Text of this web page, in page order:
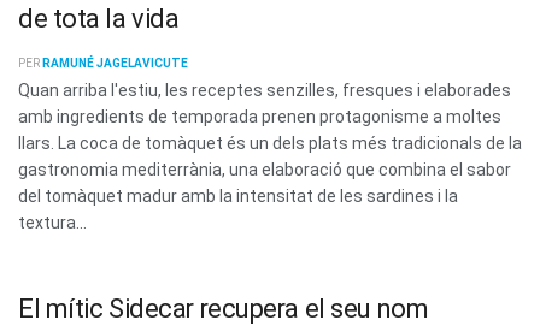
de tota la vida
PER RAMUNÉ JAGELAVICUTE
Quan arriba l'estiu, les receptes senzilles, fresques i elaborades
amb ingredients de temporada prenen protagonisme a moltes
llars. La coca de tomàquet és un dels plats més tradicionals de la
gastronomia mediterrània, una elaboració que combina el sabor
del tomàquet madur amb la intensitat de les sardines i la
textura...
El mític Sidecar recupera el seu nom